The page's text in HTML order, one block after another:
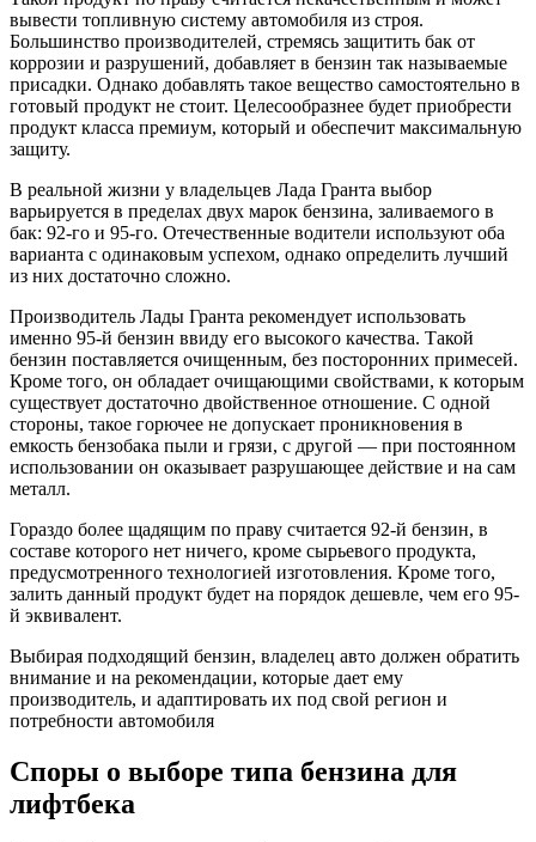
вывести топливную систему автомобиля из строя.
Большинство производителей, стремясь защитить бак от
коррозии и разрушений, добавляет в бензин так называемые
присадки. Однако добавлять такое вещество самостоятельно в
готовый продукт не стоит. Целесообразнее будет приобрести
продукт класса премиум, который и обеспечит максимальную
защиту.
В реальной жизни у владельцев Лада Гранта выбор
варьируется в пределах двух марок бензина, заливаемого в
бак: 92-го и 95-го. Отечественные водители используют оба
варианта с одинаковым успехом, однако определить лучший
из них достаточно сложно.
Производитель Лады Гранта рекомендует использовать
именно 95-й бензин ввиду его высокого качества. Такой
бензин поставляется очищенным, без посторонних примесей.
Кроме того, он обладает очищающими свойствами, к которым
существует достаточно двойственное отношение. С одной
стороны, такое горючее не допускает проникновения в
емкость бензобака пыли и грязи, с другой — при постоянном
использовании он оказывает разрушающее действие и на сам
металл.
Гораздо более щадящим по праву считается 92-й бензин, в
составе которого нет ничего, кроме сырьевого продукта,
предусмотренного технологией изготовления. Кроме того,
залить данный продукт будет на порядок дешевле, чем его 95-
й эквивалент.
Выбирая подходящий бензин, владелец авто должен обратить
внимание и на рекомендации, которые дает ему
производитель, и адаптировать их под свой регион и
потребности автомобиля
Споры о выборе типа бензина для
лифтбека